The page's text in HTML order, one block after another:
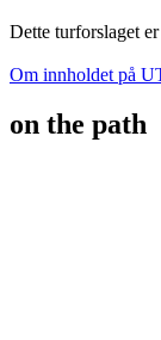
Dette turforslaget
Om innholdet på
on the path